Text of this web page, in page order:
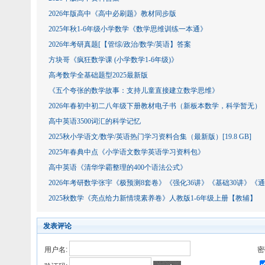
2026年版高中《高中必刷题》教材同步版
2025年秋1-6年级小学数学《数学思维训练一本通》
2026年考研真题[【管综/政治/数学​​​​​​​/英语】答案
方块哥《疯狂数学课 (小学数学1-6年级)》
高考数学全基础题型2025最新版
《五个夸张的数学故事：支持儿童直接建立数学思维》
2026年春初中初二八年级下册教材电子书（新板本数学，科学暂无）
高中英语3500词汇的科学记忆
2025秋小学语文/数学/英语热门学习资料合集（最新版）[19.8 GB]
2025年春典中点《小学语文数学英语学习资料包》
高中英语《清华学霸整理的400个语法公式》
2026年考研数学张宇《极预测8套卷》《强化36讲》《基础30讲》《通
2025秋数学《亮点给力新情境素养卷》人教版1-6年级上册【教辅】
发表评论
用户名: